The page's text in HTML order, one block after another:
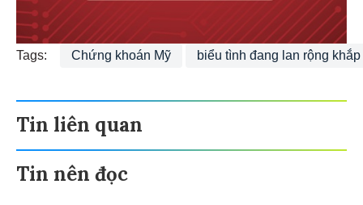
Tags: Chứng khoán Mỹ biểu tình đang lan rộng
Tin liên quan
Tin nên đọc